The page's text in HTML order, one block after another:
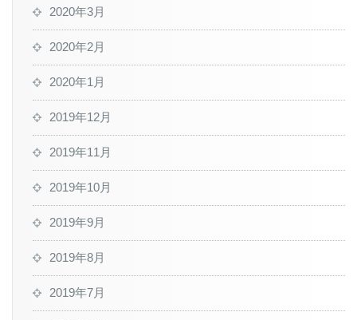
2020年3月
2020年2月
2020年1月
2019年12月
2019年11月
2019年10月
2019年9月
2019年8月
2019年7月